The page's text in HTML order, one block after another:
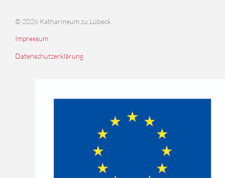
© 2026 Katharineum zu Lübeck
Impressum
Datenschutzerklärung